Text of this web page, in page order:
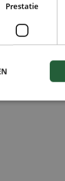
Prestatie